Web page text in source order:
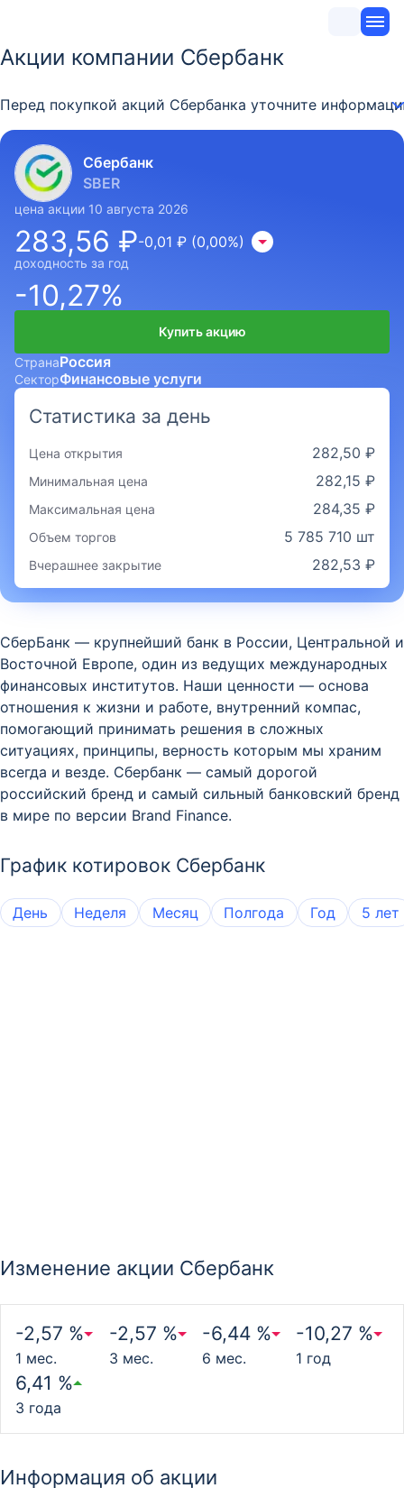
Акции компании Сбербанк
Перед покупкой акций Сбербанка уточните
Сбербанк
SBER
цена акции 10 августа 2026
283,56 ₽-0,01 ₽ (0,00%)
доходность за год
-10,27%
Купить акцию
СтранаРоссия
СекторФинансовые услуги
Статистика за день
Цена открытия 282,50 ₽
Минимальная цена 282,15 ₽
Максимальная цена 284,35 ₽
Объем торгов 5 785 710 шт
Вчерашнее закрытие 282,53 ₽
СберБанк — крупнейший банк в России, Центральной и
Восточной Европе, один из ведущих международных
финансовых институтов. Наши ценности — основа
отношения к жизни и работе, внутренний компас,
помогающий принимать решения в сложных
ситуациях, принципы, верность которым мы храним
всегда и везде. Сбербанк — самый дорогой
российский бренд и самый сильный банковский бренд
в мире по версии Brand Finance.
График котировок Сбербанк
День Неделя Месяц Полгода Год 5 лет
Изменение акции Сбербанк
-2,57 %
1 мес.
-2,57 %
3 мес.
-6,44 %
6 мес.
-10,27 %
1 год
6,41 %
3 года
Информация об акции